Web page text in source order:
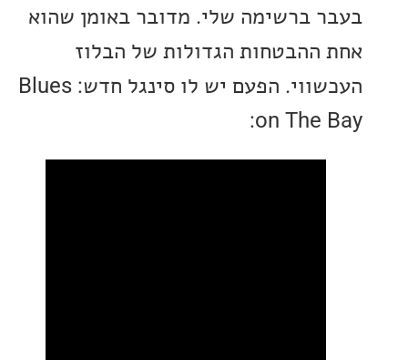
ברשימה שלי. מדובר באומן שהוא
הגדולות של הבלוז
העכשווי. הפעם יש לו סינגל חדש: Blues
on The